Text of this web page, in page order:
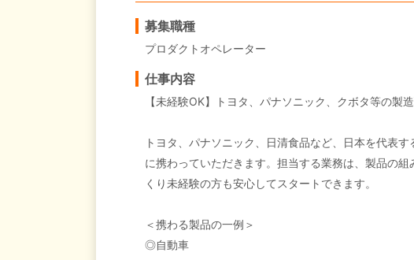
募集職種
プロダクトオペレーター
仕事内容
【未経験OK】トヨタ、パナソニック、クボタ等の
トヨタ、パナソニック、日清食品など、日本を代表
に携わっていただきます。担当する業務は、製品の
くり未経験の方も安心してスタートできます。
＜携わる製品の一例＞
◎自動車